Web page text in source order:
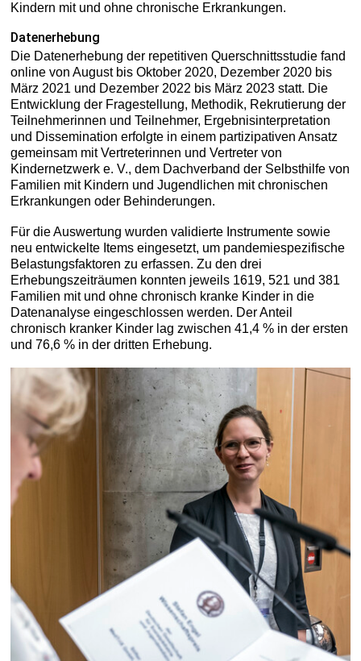
Kindern mit und ohne chronische Erkrankungen.
Datenerhebung
Die Datenerhebung der repetitiven Querschnittsstudie fand
online von August bis Oktober 2020, Dezember 2020 bis
März 2021 und Dezember 2022 bis März 2023 statt. Die
Entwicklung der Fragestellung, Methodik, Rekrutierung der
Teilnehmerinnen und Teilnehmer, Ergebnisinterpretation
und Dissemination erfolgte in einem partizipativen Ansatz
gemeinsam mit Vertreterinnen und Vertreter von
Kindernetzwerk e. V., dem Dachverband der Selbsthilfe von
Familien mit Kindern und Jugendlichen mit chronischen
Erkrankungen oder Behinderungen.
Für die Auswertung wurden validierte Instrumente sowie
neu entwickelte Items eingesetzt, um pandemiespezifische
Belastungsfaktoren zu erfassen. Zu den drei
Erhebungszeiträumen konnten jeweils 1619, 521 und 381
Familien mit und ohne chronisch kranke Kinder in die
Datenanalyse eingeschlossen werden. Der Anteil
chronisch kranker Kinder lag zwischen 41,4 % in der ersten
und 76,6 % in der dritten Erhebung.